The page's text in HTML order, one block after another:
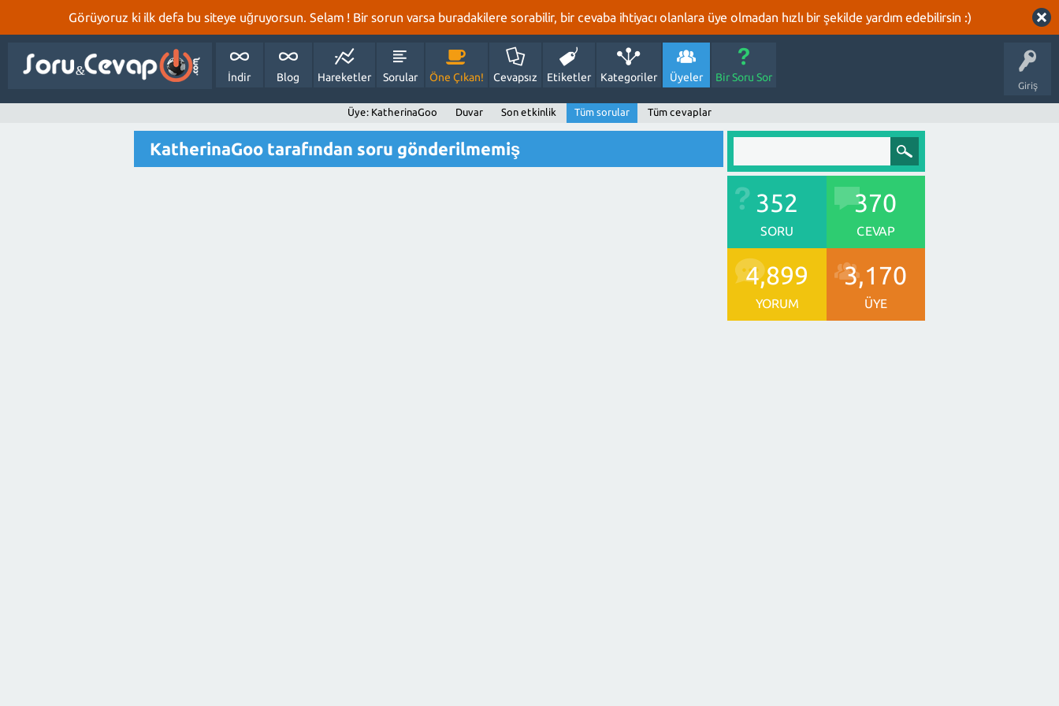
Görüyoruz ki ilk defa bu siteye uğruyorsun. Selam ! Bir sorun varsa buradakilere sorabilir, bir cevaba ihtiyacı olanlara üye olmadan hızlı bir şekilde yardım edebilirsin :)
Giriş
İndir Blog Hareketler Sorular Öne Çıkan! Cevapsız Etiketler Kategoriler Üyeler Bir Soru Sor
Üye: KatherinaGoo Duvar Son etkinlik Tüm sorular Tüm cevaplar
KatherinaGoo tarafından soru gönderilmemiş
352
SORU
370
CEVAP
4,899
YORUM
3,170
ÜYE